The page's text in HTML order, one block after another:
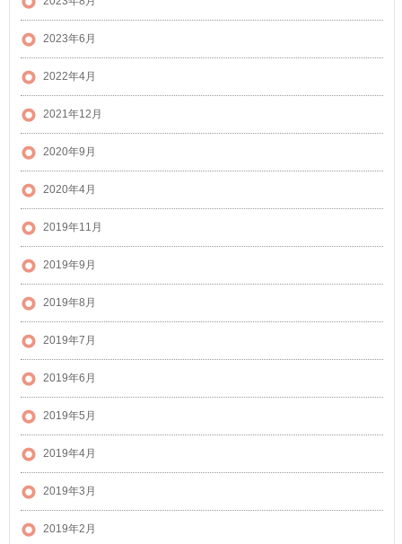
2023年6月
2022年4月
2021年12月
2020年9月
2020年4月
2019年11月
2019年9月
2019年8月
2019年7月
2019年6月
2019年5月
2019年4月
2019年3月
2019年2月